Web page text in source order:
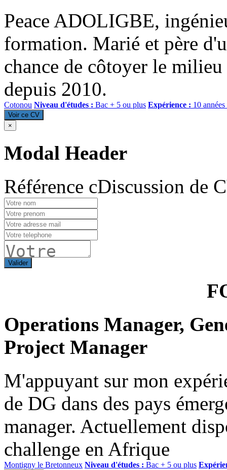
Peace ADOLIGBE,
formation. Marié et père
chance de côtoyer le
depuis 2010.
Cotonou Niveau d'études : Bac + 5 ou plus Expérience : 10
Voir ce CV
×
Modal Header
Référence cDiscussion de
Valider
Operations Manager,
Project Manager
M'appuyant sur mon
de DG dans des pays
manager. Actuellement
challenge en Afrique
Montigny le Bretonneux Niveau d'études : Bac + 5 ou plus